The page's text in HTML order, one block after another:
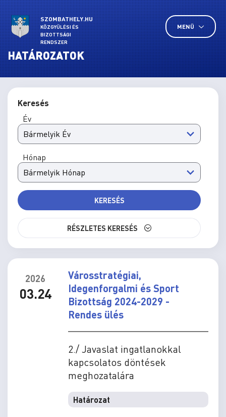
SZOMBATHELY.HU
KÖZGYŰLÉSI ÉS
BIZOTTSÁGI
RENDSZER
MENÜ
HATÁROZATOK
Keresés
Év
Hónap
KERESÉS
RÉSZLETES KERESÉS
2026
03.24
Városstratégiai,
Idegenforgalmi és Sport
Bizottság 2024-2029 -
Rendes ülés
2./ Javaslat ingatlanokkal
kapcsolatos döntések
meghozatalára
Határozat